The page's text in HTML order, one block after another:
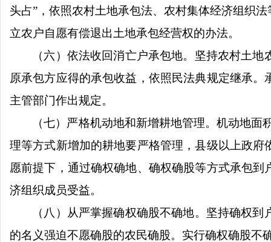
头占”，依照农村土地承包法、农村集体经济组织
立农户自愿有偿退出土地承包经营权的办法。
（六）依法收回消亡户承包地。坚持农村土
原承包方应得的承包收益，依照民法典规定继承
主管部门作出规定。
（七）严格机动地和新增耕地管理。机动地
理等方式新增加的耕地要严格管理，县级以上政
愿前提下，通过确权确地、确权确股等方式承包
济组织成员受益。
（八）从严掌握确权确股不确地。坚持确权
的名义强迫不愿确股的农民确股。实行确权确股